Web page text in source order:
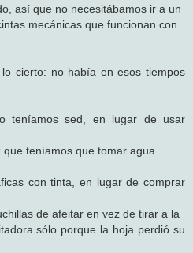
así que no necesitábamos ir a un
mecánicas que funcionan con
cierto: no había en esos tiempos
teníamos sed, en lugar de usar
teníamos que tomar agua.
con tinta, en lugar de comprar
de afeitar en vez de tirar a la
sólo porque la hoja perdió su